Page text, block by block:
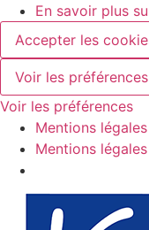
En savoir plus
Accepter les
Voir les préférences
Voir les préférences
Mentions légales
Mentions légales